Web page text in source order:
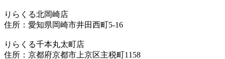
りらくる北岡崎店
住所：愛知県岡崎市井田西町5-16
りらくる千本丸太町店
住所：京都府京都市上京区主税町1158